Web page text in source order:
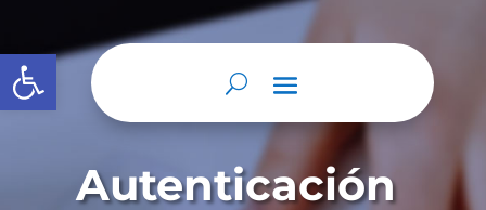
Abrir barra de herramientas
Autenticación